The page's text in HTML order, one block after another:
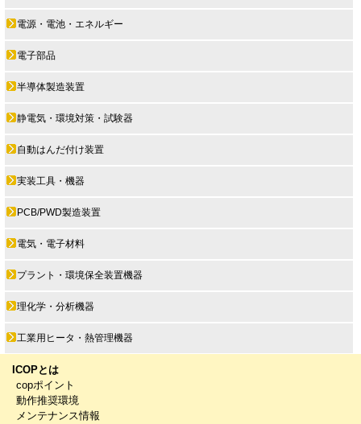
電源・電池・エネルギー
電子部品
半導体製造装置
静電気・環境対策・試験器
自動はんだ付け装置
実装工具・機器
PCB/PWD製造装置
電気・電子材料
プラント・環境保全装置機器
理化学・分析機器
工業用ヒータ・熱管理機器
ICOPとは
copポイント
動作推奨環境
メンテナンス情報